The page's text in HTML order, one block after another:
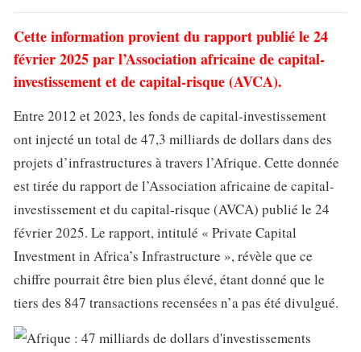
Cette information provient du rapport publié le 24
février 2025 par l’Association africaine de capital-
investissement et de capital-risque (AVCA).
Entre 2012 et 2023, les fonds de capital-investissement
ont injecté un total de 47,3 milliards de dollars dans des
projets d’infrastructures à travers l’Afrique. Cette donnée
est tirée du rapport de l’Association africaine de capital-
investissement et du capital-risque (AVCA) publié le 24
février 2025. Le rapport, intitulé « Private Capital
Investment in Africa’s Infrastructure », révèle que ce
chiffre pourrait être bien plus élevé, étant donné que le
tiers des 847 transactions recensées n’a pas été divulgué.